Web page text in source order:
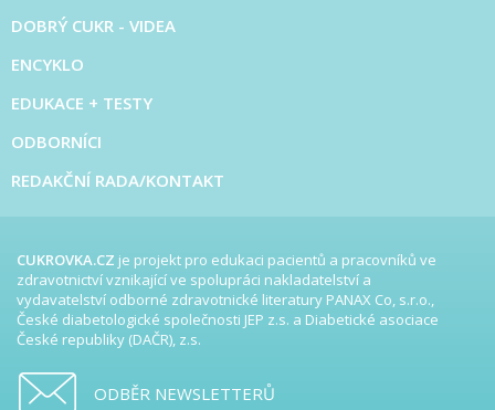
DOBRÝ CUKR - VIDEA
ENCYKLO
EDUKACE + TESTY
ODBORNÍCI
REDAKČNÍ RADA/KONTAKT
CUKROVKA.CZ je projekt pro edukaci pacientů a pracovníků ve
zdravotnictví vznikající ve spolupráci nakladatelství a
vydavatelství odborné zdravotnické literatury PANAX Co, s.r.o.,
České diabetologické společnosti JEP z.s. a Diabetické asociace
České republiky (DAČR), z.s.
ODBĚR NEWSLETTERŮ